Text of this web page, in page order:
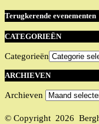
Terugkerende evenementen
CATEGORIEËN
Categorieën
ARCHIEVEN
Archieven
© Copyright 2026